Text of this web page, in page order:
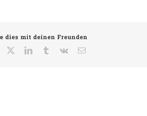
dies mit deinen Freunden
Facebook
LinkedInTumblrVk
E-